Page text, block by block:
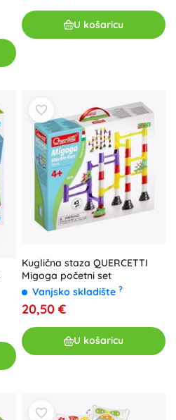
U košaricu
Kuglična staza QUERCETTI
Migoga početni set
Vanjsko skladište ?
20,50 €
U košaricu